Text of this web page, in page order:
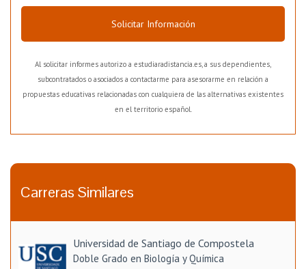
Solicitar Información
Al solicitar informes autorizo a estudiaradistancia.es, a sus dependientes,
subcontratados o asociados a contactarme para asesorarme en relación a
propuestas educativas relacionadas con cualquiera de las alternativas existentes
en el territorio español.
Carreras Similares
Universidad de Santiago de Compostela
Doble Grado en Biología y Química